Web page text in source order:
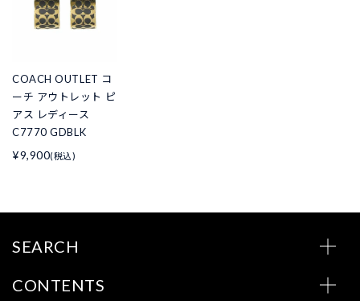
COACH OUTLET コ
ーチ アウトレット ピ
アス レディース
C7770 GDBLK
¥9,900(税込)
SEARCH
CONTENTS